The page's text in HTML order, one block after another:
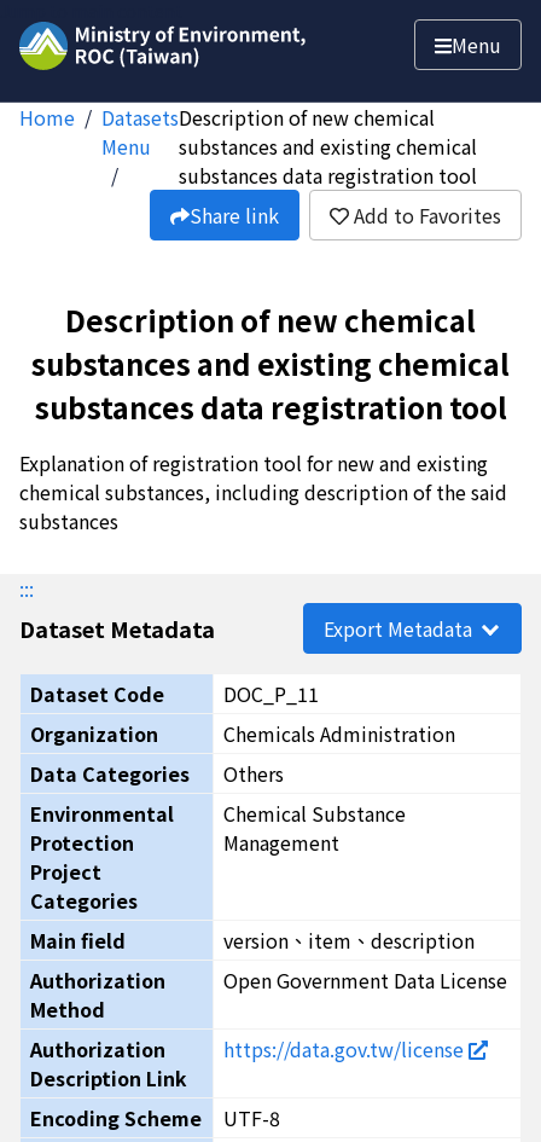
Menu
Home
Datasets
Menu
Description of new chemical
substances and existing chemical
substances data registration tool
Share link
Add to Favorites
Description of new chemical
substances and existing chemical
substances data registration tool
Explanation of registration tool for new and existing
chemical substances, including description of the said
substances
:::
Dataset Metadata Export Metadata
Dataset Code
DOC_P_11
Organization
Chemicals Administration
Data Categories
Others
Environmental
Protection
Project
Categories
Chemical Substance
Management
Main field
version、item、description
Authorization
Method
Open Government Data License
Authorization
Description Link
https://data.gov.tw/license
Encoding Scheme
UTF-8